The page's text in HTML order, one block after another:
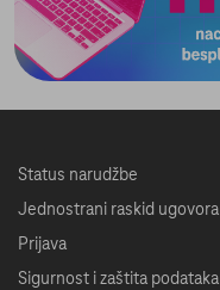
Status narudžbe
Jednostrani raskid ugovora
Prijava
Sigurnost i zaštita podataka